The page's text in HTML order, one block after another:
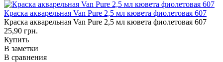
Краска акварельная Van Pure 2,5 мл кювета фиолетовая 607
Краска акварельная Van Pure 2,5 мл кювета фиолетовая 607
25,90 грн.
Купить
В заметки
В сравнения